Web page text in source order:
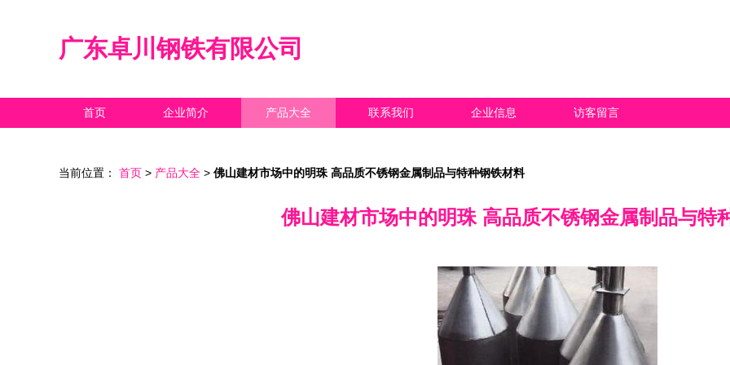
广东卓川钢铁有限公司
首页 企业简介 产品大全 联系我们 企业信息 访客留言
当前位置： 首页 > 产品大全 > 佛山建材市场中的明珠 高品质不锈钢金属制品与特种钢铁材料
佛山建材市场中的明珠 高品质不锈钢金属制品与特